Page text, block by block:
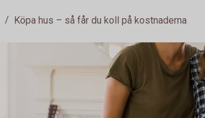
Köpa hus – så får du koll på kostnaderna